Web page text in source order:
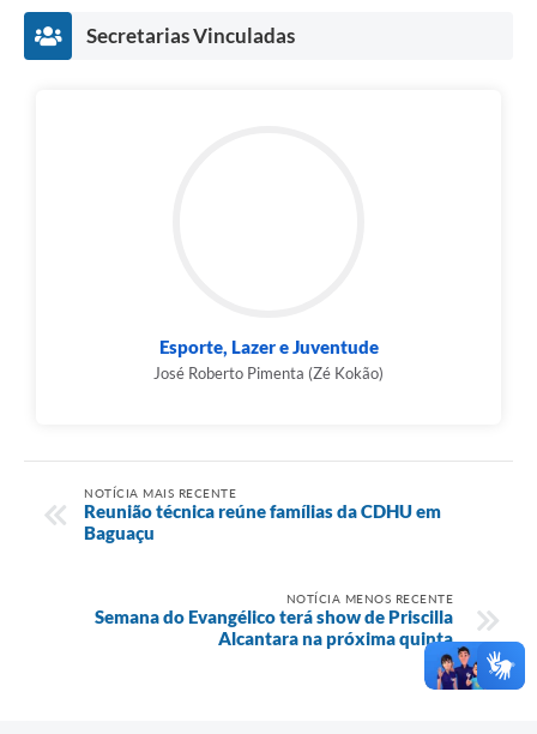
Secretarias Vinculadas
Esporte, Lazer e Juventude
José Roberto Pimenta (Zé Kokão)
NOTÍCIA MAIS RECENTE
Reunião técnica reúne famílias da CDHU em
Baguaçu
NOTÍCIA MENOS RECENTE
Semana do Evangélico terá show de Priscilla
Alcantara na próxima quinta